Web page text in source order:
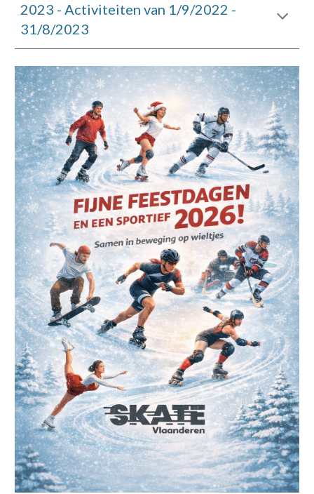
2023 - Activiteiten van 1/9/2022 -
31/8/2023